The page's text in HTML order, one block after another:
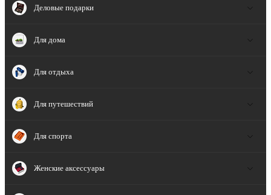
Деловые подарки
Для дома
Для отдыха
Для путешествий
Для спорта
Женские аксессуары